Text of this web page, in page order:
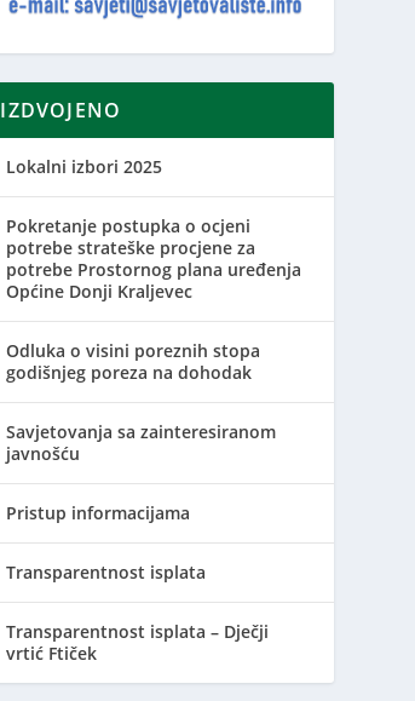
IZDVOJENO
Lokalni izbori 2025
Pokretanje postupka o ocjeni
potrebe strateške procjene za
potrebe Prostornog plana uređenja
Općine Donji Kraljevec
Odluka o visini poreznih stopa
godišnjeg poreza na dohodak
Savjetovanja sa zainteresiranom
javnošću
Pristup informacijama
Transparentnost isplata
Transparentnost isplata – Dječji
vrtić Ftiček